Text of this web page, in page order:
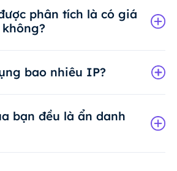
phân tích là có giá
bao nhiêu IP?
bạn đều là ẩn danh